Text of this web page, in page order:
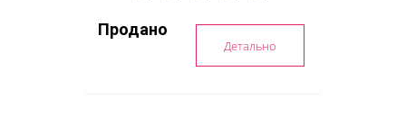
Продано
Детально